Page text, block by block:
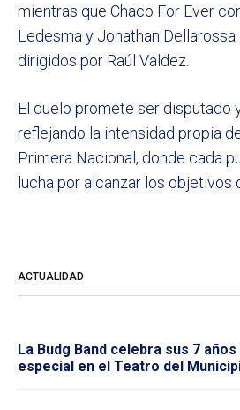
mientras que Chaco For Ever
Ledesma y Jonathan
dirigidos por Raúl Valdez.
El duelo promete ser disputado
reflejando la intensidad propia
Primera Nacional, donde cada
lucha por alcanzar los objetivos
ACTUALIDAD
La Budg Band celebra sus 7
especial en el Teatro del